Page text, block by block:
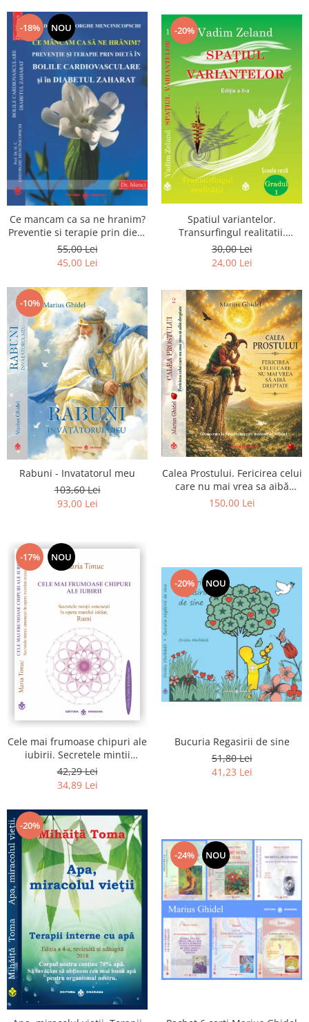
-18% NOU
Ce mancam ca sa ne hranim?
Preventie si terapie prin dieta
in bolile cardiovasculare si in
diabetul zaharat
55,00 Lei
45,00 Lei
-20%
Spatiul variantelor.
Transurfingul realitatii.
Gradul 1. Cum sa ne
dezvoltam intuitia si sa ne
alegem soarta
30,00 Lei
24,00 Lei
-10%
Rabuni - Invatatorul meu
103,60 Lei
93,00 Lei
Calea Prostului. Fericirea celui
care nu mai vrea sa aibă
dreptate - Intoarcerea la
150,00 Lei
-17% NOU
Cele mai frumoase chipuri ale
iubirii. Secretele mintii
omenesti in opera marelui
initiat, Rumi
42,29 Lei
34,89 Lei
-20% NOU
Bucuria Regasirii de sine
51,80 Lei
41,23 Lei
-20%
-24% NOU